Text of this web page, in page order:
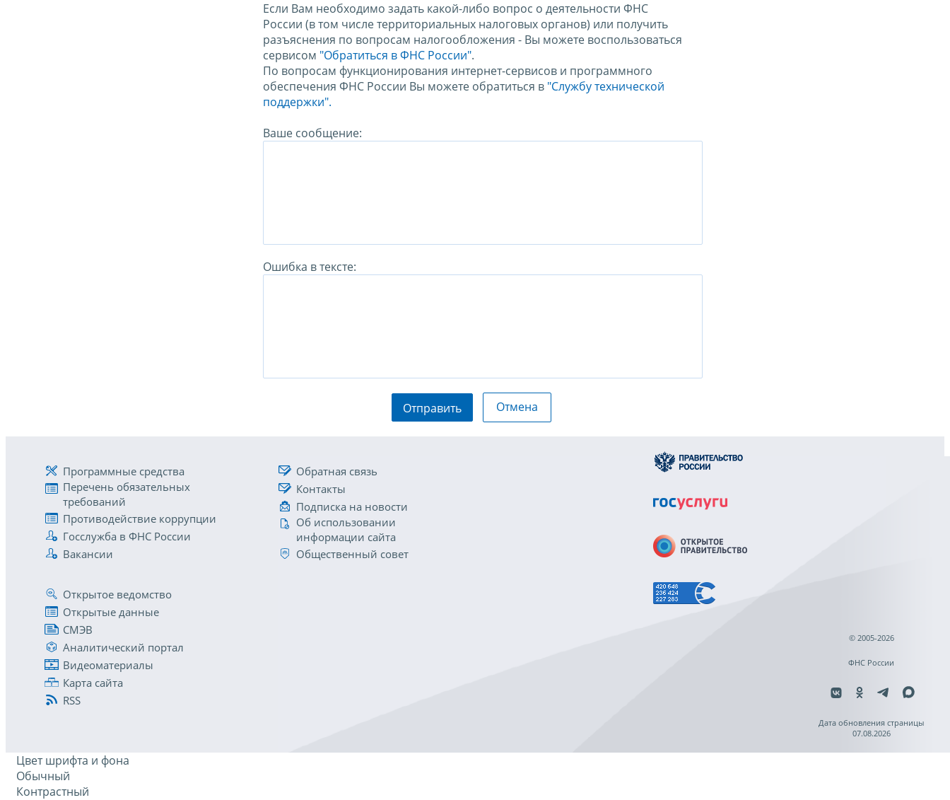
Если Вам необходимо задать какой-либо вопрос о деятельности ФНС
России (в том числе территориальных налоговых органов) или получить
разъяснения по вопросам налогообложения - Вы можете воспользоваться
сервисом "Обратиться в ФНС России".
По вопросам функционирования интернет-сервисов и программного
обеспечения ФНС России Вы можете обратиться в "Службу технической
поддержки".
Ваше сообщение:
Ошибка в тексте:
Отправить Отмена
Программные средства
Перечень обязательных
требований
Противодействие коррупции
Госслужба в ФНС России
Вакансии
Обратная связь
Контакты
Подписка на новости
Об использовании
информации сайта
Общественный совет
Открытое ведомство
Открытые данные
СМЭВ
Аналитический портал
Видеоматериалы
Карта сайта
RSS
© 2005-2026
ФНС России
Дата обновления страницы
07.08.2026
Цвет шрифта и фона
Обычный
Контрастный